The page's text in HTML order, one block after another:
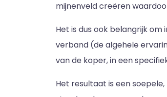
mijnenveld creëren
Het is dus ook belangrijk
verband (de algehele
van de koper, in een
Het resultaat is een